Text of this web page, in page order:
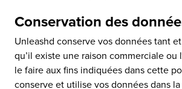
Conservation des
Unleashd conserve vos données tant
qu’il existe une raison commerciale
le faire aux fins indiquées dans cette
conserve et utilise vos données dans